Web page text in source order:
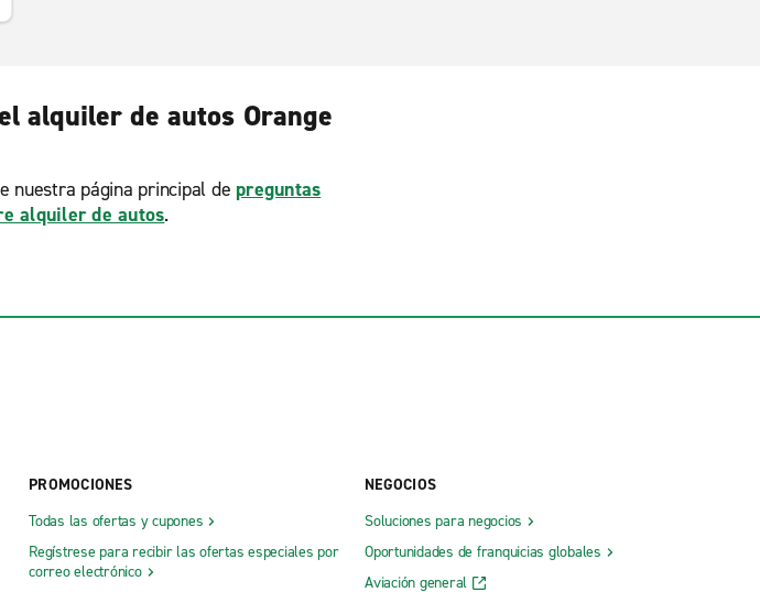
alquiler de autos Orange
nuestra página principal de preguntas
alquiler de autos.
PROMOCIONES
Todas las ofertas y cupones
Regístrese para recibir las ofertas especiales por
correo electrónico
NEGOCIOS
Soluciones para negocios
Oportunidades de franquicias globales
Aviación general